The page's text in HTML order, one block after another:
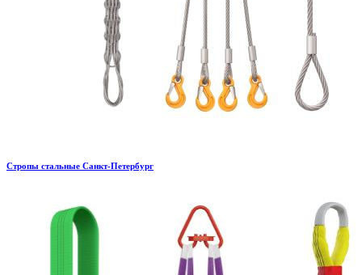
Стропы стальные Санкт-Петербург